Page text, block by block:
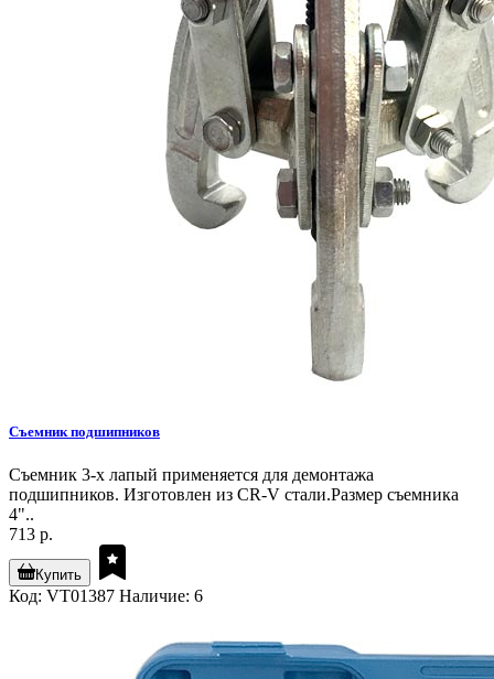
Съемник подшипников
Съемник 3-х лапый применяется для демонтажа
подшипников. Изготовлен из CR-V стали.Размер съемника
4"..
713 р.
Купить
Код: VT01387 Наличие: 6